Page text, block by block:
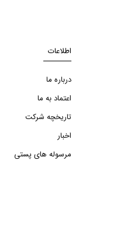
اطلاعات
درباره ما
اعتماد به ما
تاریخچه شرکت
اخبار
مرسوله های پستی